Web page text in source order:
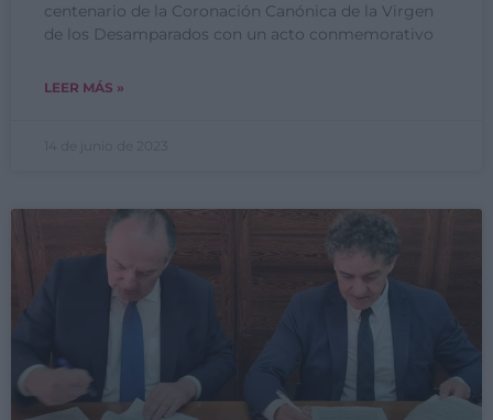
centenario de la Coronación Canónica de la Virgen
de los Desamparados con un acto conmemorativo
LEER MÁS »